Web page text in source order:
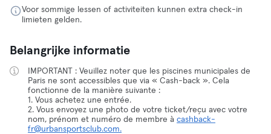
Voor sommige lessen of activiteiten kunnen extra check-in
limieten gelden.
Belangrijke informatie
IMPORTANT : Veuillez noter que les piscines municipales de
Paris ne sont accessibles que via « Cash-back ». Cela
fonctionne de la manière suivante :
1. Vous achetez une entrée.
2. Vous envoyez une photo de votre ticket/reçu avec votre
nom, prénom et numéro de membre à cashback-
fr@urbansportsclub.com.